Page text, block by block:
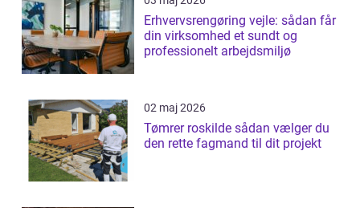
Erhvervsrengøring vejle: sådan får
din virksomhed et sundt og
professionelt arbejdsmiljø
02 maj 2026
Tømrer roskilde sådan vælger du
den rette fagmand til dit projekt